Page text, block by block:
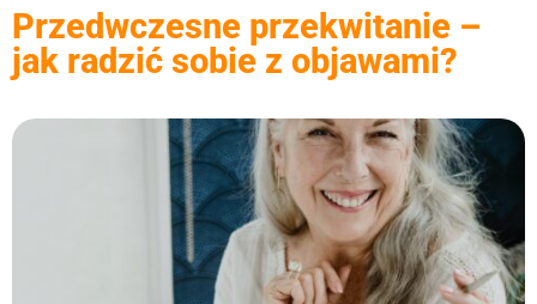
Przedwczesne przekwitanie –
jak radzić sobie z objawami?